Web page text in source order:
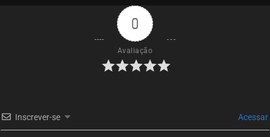
ASSISTIDO
EPISÓDIO 29
dezembro 16, 2020
EPISÓDIO 28
EPISÓDIO 27
0
Avaliação
Inscrever-se Acessar